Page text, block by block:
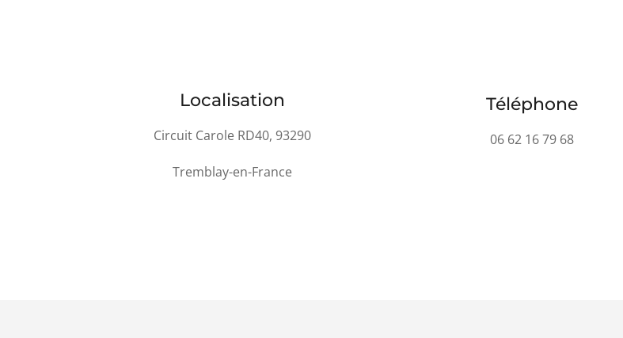
Localisation
Circuit Carole RD40, 93290
Tremblay-en-France
Téléphone
06 62 16 79 68